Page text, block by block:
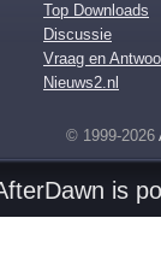
Top Downloads
Discussie
Vraag en
Nieuws2.nl
© 1999-2026
is